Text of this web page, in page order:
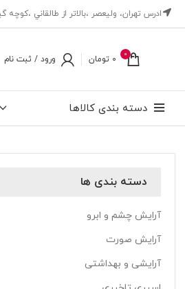
ادرس تهران، ‎وليعصر ،بالاتر از طالقاني ،كوچه گيلان،پلاک ۱،داروخانه شفا مركزي
0
0 تومان ورود / ثبت نام
دسته بندی کالاها
دسته بندی ها
آرایش چشم و ابرو
آرایش صورت
آرایشی و بهداشتی